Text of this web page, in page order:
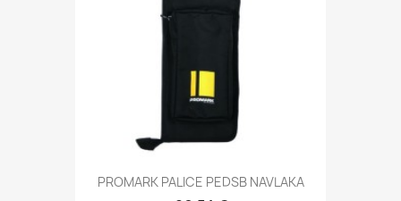
PROMARK PALICE PEDSB NAVLAKA